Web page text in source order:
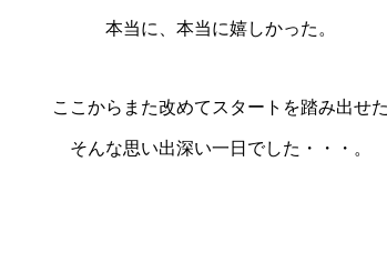
本当に、本当に嬉しかった。
ここからまた改めて スタート を踏み出せた
そんな思い出深い一日 でした・・・。